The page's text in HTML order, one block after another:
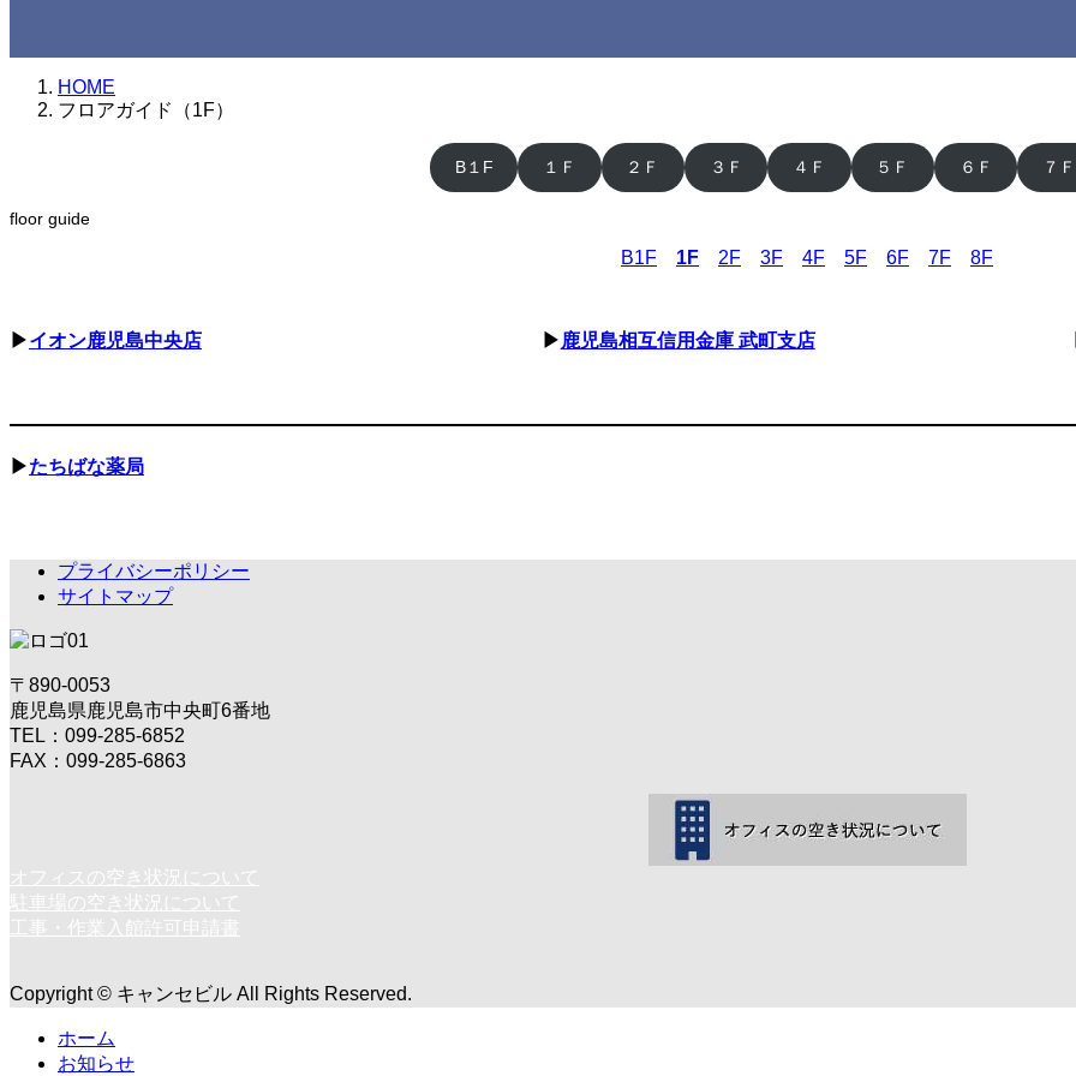
HOME
フロアガイド（1F）
B１F １Ｆ ２Ｆ ３Ｆ ４Ｆ ５Ｆ ６Ｆ ７Ｆ
floor guide
B1F 1F 2F 3F 4F 5F 6F 7F 8F
▶イオン鹿児島中央店 ▶ 鹿児島相互信用金庫 武町支店
▶たちばな薬局
プライバシーポリシー
サイトマップ
〒890-0053
鹿児島県鹿児島市中央町6番地
TEL：099-285-6852
FAX：099-285-6863
オフィスの空き状況について
駐車場の空き状況について
工事・作業入館許可申請書
Copyright © キャンセビル All Rights Reserved.
ホーム
お知らせ